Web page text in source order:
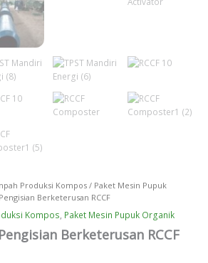
Produksi Kompos / Paket Mesin Pupuk
Berketerusan RCCF
Kompos Paket Mesin Pupuk Organik
Berketerusan RCCF